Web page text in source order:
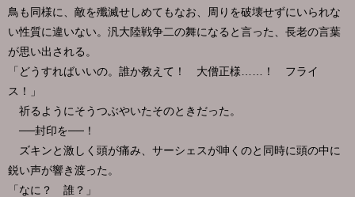
鳥も同様に、敵を殲滅せしめてもなお、周りを破壊せずにいられな
い性質に違いない。汎大陸戦争二の舞になると言った、長老の言葉
が思い出される。
「どうすればいいの。誰か教えて！ 大僧正様……！ フライ
ス！」
祈るようにそうつぶやいたそのときだった。
──封印を──！
ズキンと激しく頭が痛み、サーシェスが呻くのと同時に頭の中に
鋭い声が響き渡った。
「なに？ 誰？」